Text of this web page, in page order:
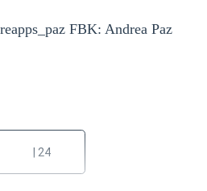
FBK: Andrea Paz
| 24